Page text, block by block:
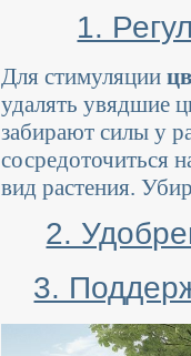
1.
Для стимуляции
удалять увядшие
забирают силы у
сосредоточиться
вид растения.
2.
3.